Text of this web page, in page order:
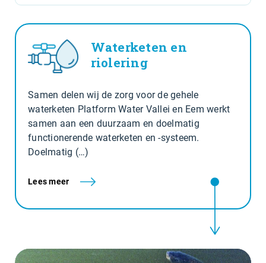
Waterketen en
riolering
Samen delen wij de zorg voor de gehele
waterketen Platform Water Vallei en Eem werkt
samen aan een duurzaam en doelmatig
functionerende waterketen en -systeem.
Doelmatig (…)
Lees meer